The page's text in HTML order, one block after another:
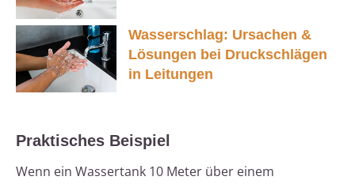
Wasserschlag: Ursachen &
Lösungen bei Druckschlägen
in Leitungen
Praktisches Beispiel
Wenn ein Wassertank 10 Meter über einem